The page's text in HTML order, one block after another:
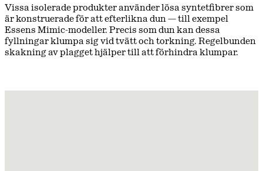
Vissa isolerade produkter använder lösa syntetfibrer som
är konstruerade för att efterlikna dun — till exempel
Essens Mimic-modeller. Precis som dun kan dessa
fyllningar klumpa sig vid tvätt och torkning. Regelbunden
skakning av plagget hjälper till att förhindra klumpar.